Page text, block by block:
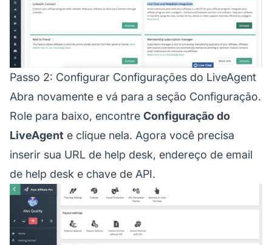
Passo 2: Configurar Configurações do LiveAgent
Abra novamente e vá para a seção Configuração.
Role para baixo, encontre Configuração do
LiveAgent e clique nela. Agora você precisa
inserir sua URL de help desk, endereço de email
de help desk e chave de API.